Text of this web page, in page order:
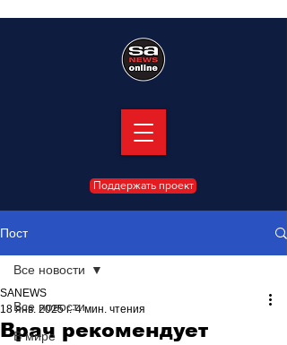
Поддержать проект
Пост
Все новости
В мире
Все новости
Врач рекомендует
SANEWS
18 янв. 2025 г. 4 мин. чтения